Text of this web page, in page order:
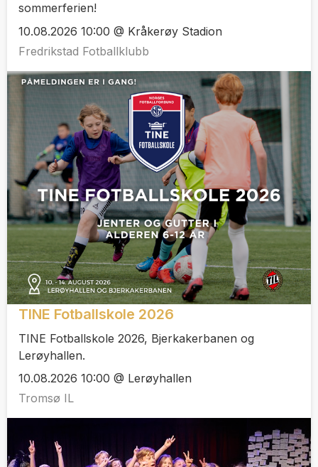
sommerferien!
10.08.2026 10:00 @ Kråkerøy Stadion
Fredrikstad Fotballklubb
TINE Fotballskole 2026
TINE Fotballskole 2026, Bjerkakerbanen og
Lerøyhallen.
10.08.2026 10:00 @ Lerøyhallen
Tromsø IL